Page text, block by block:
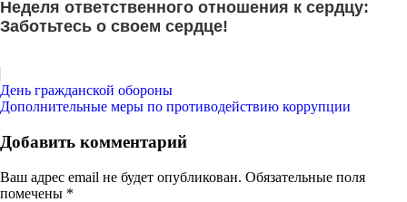
Неделя ответственного отношения к сердцу:
Заботьтесь о своем сердце!
Навигация
по
записям
День гражданской обороны
Дополнительные меры по противодействию коррупции
Добавить комментарий
Ваш адрес email не будет опубликован. Обязательные поля
помечены *